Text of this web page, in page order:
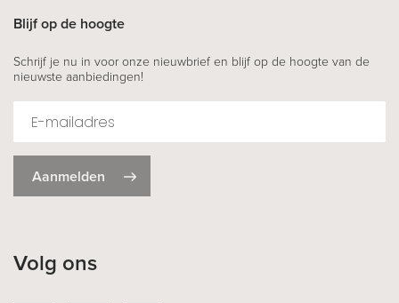
Blijf op de hoogte
Schrijf je nu in voor onze nieuwbrief en blijf op de hoogte van de
nieuwste aanbiedingen!
Aanmelden
Volg ons